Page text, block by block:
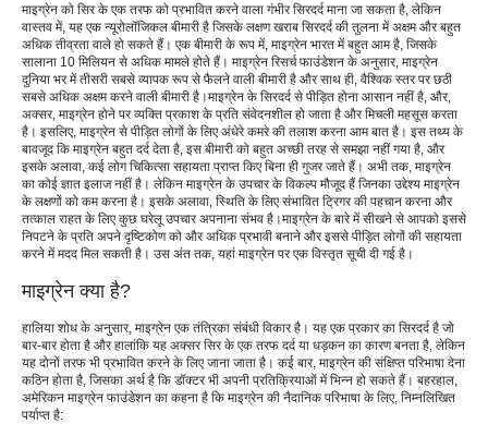
महिलाओं में माइग्रेन का कारण क्या है?
के जोखिम कारकआधासीसी
माइग्रेन सिरदर्द का निदान
माइग्रेन का इलाज
बच्चों में माइग्रेन
माइग्रेन की रोकथाम
माइग्रेन को सिर के एक तरफ को प्रभावित करने वाला गंभीर सिरदर्द माना जा सकता है, लेकिन
वास्तव में, यह एक न्यूरोलॉजिकल बीमारी है जिसके लक्षण खराब सिरदर्द की तुलना में अक्षम और बहुत
अधिक तीव्रता वाले हो सकते हैं। एक बीमारी के रूप में, माइग्रेन भारत में बहुत आम है, जिसके
सालाना 10 मिलियन से अधिक मामले होते हैं। माइग्रेन रिसर्च फाउंडेशन के अनुसार, माइग्रेन
दुनिया भर में तीसरी सबसे व्यापक रूप से फैलने वाली बीमारी है और साथ ही, वैश्विक स्तर पर छठी
सबसे अधिक अक्षम करने वाली बीमारी है।माइग्रेन के सिरदर्द से पीड़ित होना आसान नहीं है, और,
अक्सर, माइग्रेन होने पर व्यक्ति प्रकाश के प्रति संवेदनशील हो जाता है और मिचली महसूस करता
है। इसलिए, माइग्रेन से पीड़ित लोगों के लिए अंधेरे कमरे की तलाश करना आम बात है। इस तथ्य के
बावजूद कि माइग्रेन बहुत दर्द देता है, इस बीमारी को बहुत अच्छी तरह से समझा नहीं गया है, और
इसके अलावा, कई लोग चिकित्सा सहायता प्राप्त किए बिना ही गुजर जाते हैं। अभी तक, माइग्रेन
का कोई ज्ञात इलाज नहीं है। लेकिन माइग्रेन के उपचार के विकल्प मौजूद हैं जिनका उद्देश्य माइग्रेन
के लक्षणों को कम करना है। इसके अलावा, स्थिति के लिए संभावित ट्रिगर की पहचान करना और
तत्काल राहत के लिए कुछ घरेलू उपचार अपनाना संभव है।माइग्रेन के बारे में सीखने से आपको इससे
निपटने के प्रति अपने दृष्टिकोण को और अधिक प्रभावी बनाने और इससे पीड़ित लोगों की सहायता
करने में मदद मिल सकती है। उस अंत तक, यहां माइग्रेन पर एक विस्तृत सूची दी गई है।
माइग्रेन क्या है?
हालिया शोध के अनुसार, माइग्रेन एक तंत्रिका संबंधी विकार है। यह एक प्रकार का सिरदर्द है जो
बार-बार होता है और हालांकि यह अक्सर सिर के एक तरफ दर्द या धड़कन का कारण बनता है, लेकिन
यह दोनों तरफ भी प्रभावित करने के लिए जाना जाता है। कई बार, माइग्रेन की संक्षिप्त परिभाषा देना
कठिन होता है, जिसका अर्थ है कि डॉक्टर भी अपनी प्रतिक्रियाओं में भिन्न हो सकते हैं। बहरहाल,
अमेरिकन माइग्रेन फाउंडेशन का कहना है कि माइग्रेन की नैदानिक ​​परिभाषा के लिए, निम्नलिखित
पर्याप्त है: